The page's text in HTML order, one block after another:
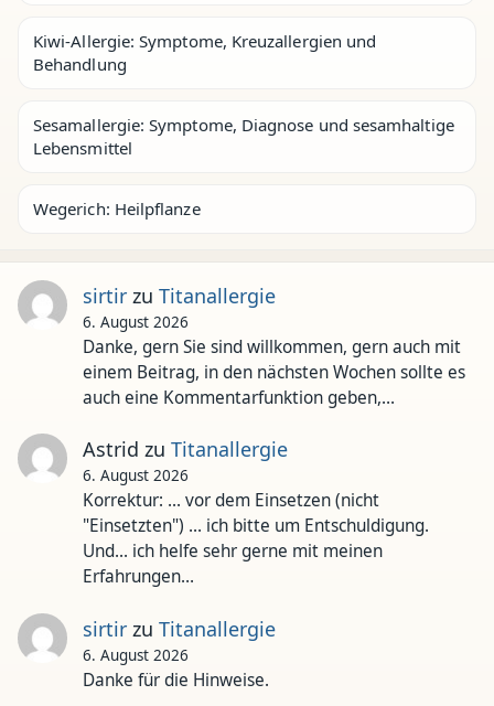
Kiwi-Allergie: Symptome, Kreuzallergien und
Behandlung
Sesamallergie: Symptome, Diagnose und sesamhaltige
Lebensmittel
Wegerich: Heilpflanze
sirtirzu Titanallergie
6. August 2026
Danke, gern Sie sind willkommen, gern auch mit
einem Beitrag, in den nächsten Wochen sollte es
auch eine Kommentarfunktion geben,…
Astrid zu Titanallergie
6. August 2026
Korrektur: ... vor dem Einsetzen (nicht
"Einsetzten") ... ich bitte um Entschuldigung.
Und... ich helfe sehr gerne mit meinen
Erfahrungen…
sirtirzu Titanallergie
6. August 2026
Danke für die Hinweise.